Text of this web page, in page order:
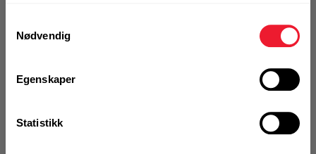
Nødvendig
Egenskaper
Statistikk
Art.nr. 32205655
GR/25